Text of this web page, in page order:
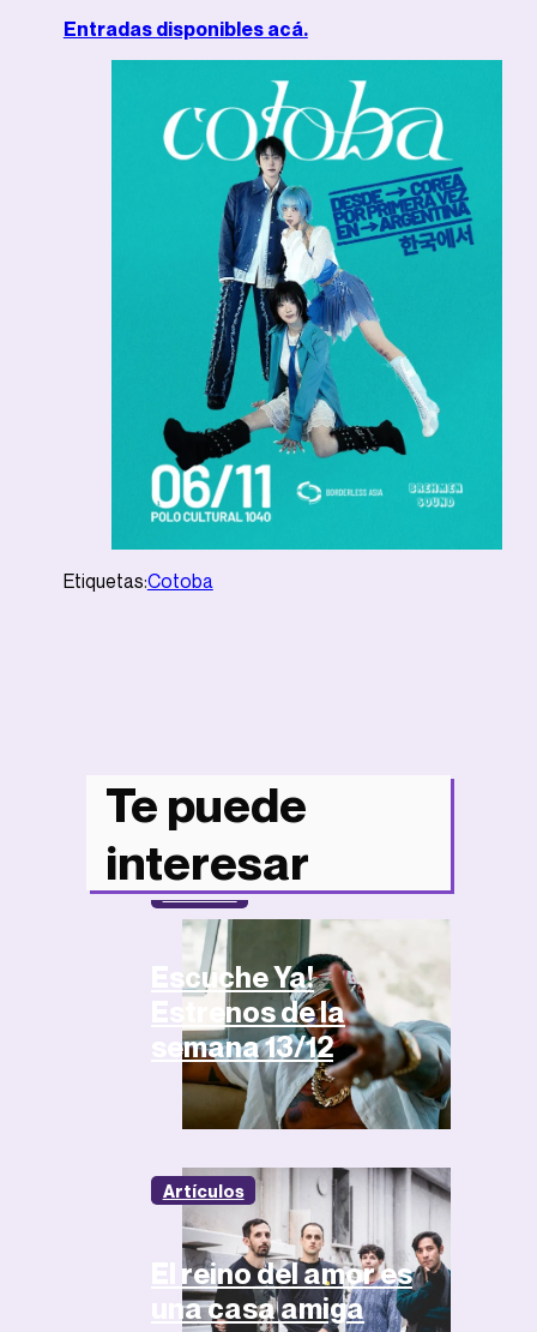
Entradas disponibles acá.
Etiquetas:Cotoba
Te puede
interesar
Noticias
Escuche Ya!
Estrenos de la
semana 13/12
Artículos
El reino del amor es
una casa amiga